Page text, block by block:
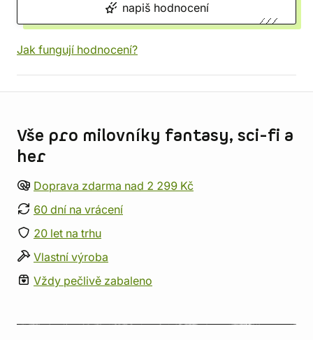
napiš hodnocení
Jak fungují hodnocení?
Vše pro milovníky fantasy, sci-fi a
her
Doprava zdarma nad 2 299 Kč
60 dní na vrácení
20 let na trhu
Vlastní výroba
Vždy pečlivě zabaleno